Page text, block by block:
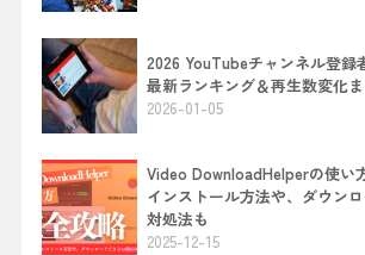
2026 YouTubeチャンネル登録
最新ランキング＆再生数変化
2026-01-05
Video DownloadHelperの使い
インストール方法や、ダウン
対処法も
2025-12-15